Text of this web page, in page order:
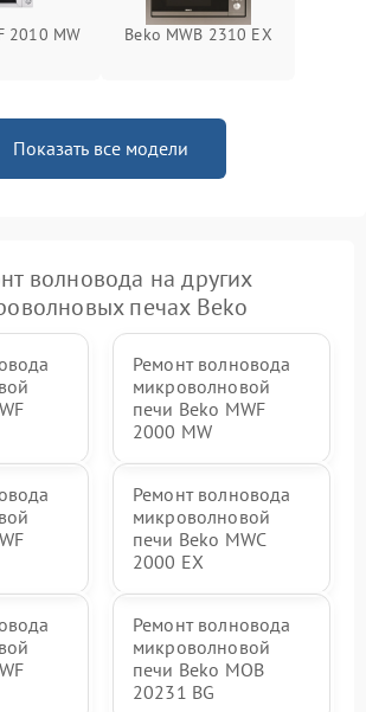
2010 MW Beko MWB 2310 EX
Показать все модели
волновода на других
печах Beko
Ремонт волновода
микроволновой
печи Beko MWF
2000 MW
Ремонт волновода
микроволновой
печи Beko MWC
2000 EX
Ремонт волновода
микроволновой
печи Beko MOB
20231 BG